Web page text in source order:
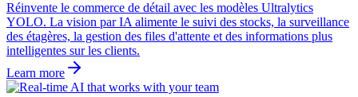
Réinvente le commerce de détail avec les modèles Ultralytics
YOLO. La vision par IA alimente le suivi des stocks, la surveillance
des étagères, la gestion des files d'attente et des informations plus
intelligentes sur les clients.
Learn more